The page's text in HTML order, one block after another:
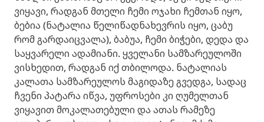
ვიყავი, რადგან მთელი ჩემი ოჯახი ჩემთან იყო,
ბებია (ნატალია წელიწადნახევრის იყო, ცაბუ
რომ გარდაიცვალა), ბაბუა, ჩემი ბიჭები, დედა და
საყვარელი ადამიანი. ყველანი სამზარეულოში
ვისხედით, რადგან იქ თბილოდა. ნატალიას
კალათა სამზარეულოს მაგიდაზე გვედგა, სადაც
ჩვენი პატარა იწვა, უფროსები კი ღუმელთან
ვიყავით მოკალათებული და ათას რამეზე